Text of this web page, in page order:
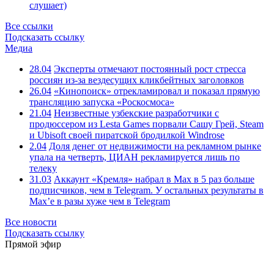
слушает)
Все ссылки
Подсказать ссылку
Медиа
28.04 Эксперты отмечают постоянный рост стресса
россиян из-за вездесущих кликбейтных заголовков
26.04 «Кинопоиск» отрекламировал и показал прямую
трансляцию запуска «Роскосмоса»
21.04 Неизвестные узбекские разработчики с
продюссером из Lesta Games порвали Сашу Грей, Steam
и Ubisoft своей пиратской бродилкой Windrose
2.04 Доля денег от недвижимости на рекламном рынке
упала на четверть, ЦИАН рекламируется лишь по
телеку
31.03 Аккаунт «Кремля» набрал в Max в 5 раз больше
подписчиков, чем в Telegram. У остальных результаты в
Max’е в разы хуже чем в Telegram
Все новости
Подсказать ссылку
Прямой эфир